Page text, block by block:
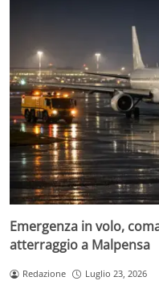
Emergenza in volo,
atterraggio a Malpensa
Redazione Luglio 23, 2026